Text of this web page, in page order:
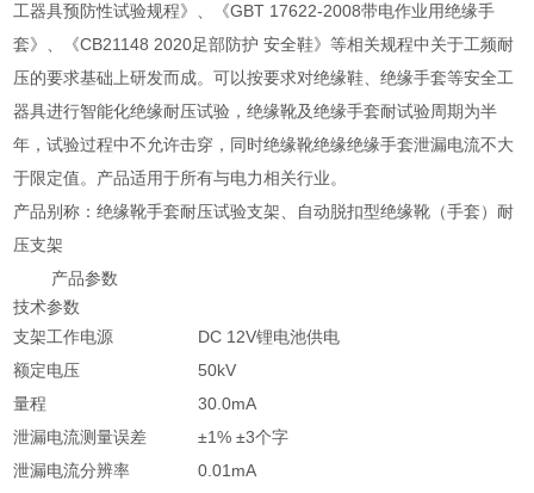
工器具预防性试验规程》、《GBT 17622-2008带电作业用绝缘手
套》、《CB21148 2020足部防护 安全鞋》等相关规程中关于工频耐
压的要求基础上研发而成。可以按要求对绝缘鞋、绝缘手套等安全工
器具进行智能化绝缘耐压试验，绝缘靴及绝缘手套耐试验周期为半
年，试验过程中不允许击穿，同时绝缘靴绝缘绝缘手套泄漏电流不大
于限定值。产品适用于所有与电力相关行业。
产品别称：绝缘靴手套耐压试验支架、自动脱扣型绝缘靴（手套）耐
压支架
产品参数
技术参数
支架工作电源
DC 12V锂电池供电
额定电压
50kV
量程
30.0mA
泄漏电流测量误差
±1% ±3个字
泄漏电流分辨率
0.01mA